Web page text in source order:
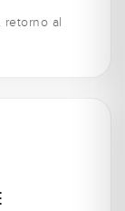
retorno al